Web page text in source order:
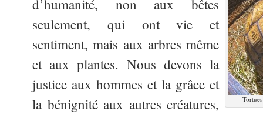
d’humanité, non aux bêtes
seulement, qui ont vie et
sentiment, mais aux arbres même
et aux plantes. Nous devons la
justice aux hommes et la grâce et
la bénignité aux autres créatures,